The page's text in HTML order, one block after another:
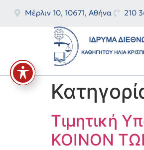
Μέρλιν 10, 10671, Αθήνα 210
Τιμητική
ΚΟΙΝΟΝ